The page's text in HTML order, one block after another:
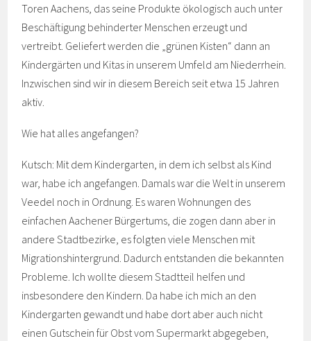
Toren Aachens, das seine Produkte ökologisch auch unter
Beschäftigung behinderter Menschen erzeugt und
vertreibt. Geliefert werden die „grünen Kisten“ dann an
Kindergärten und Kitas in unserem Umfeld am Niederrhein.
Inzwischen sind wir in diesem Bereich seit etwa 15 Jahren
aktiv.
Wie hat alles angefangen?
Kutsch: Mit dem Kindergarten, in dem ich selbst als Kind
war, habe ich angefangen. Damals war die Welt in unserem
Veedel noch in Ordnung. Es waren Wohnungen des
einfachen Aachener Bürgertums, die zogen dann aber in
andere Stadtbezirke, es folgten viele Menschen mit
Migrationshintergrund. Dadurch entstanden die bekannten
Probleme. Ich wollte diesem Stadtteil helfen und
insbesondere den Kindern. Da habe ich mich an den
Kindergarten gewandt und habe dort aber auch nicht
einen Gutschein für Obst vom Supermarkt abgegeben,